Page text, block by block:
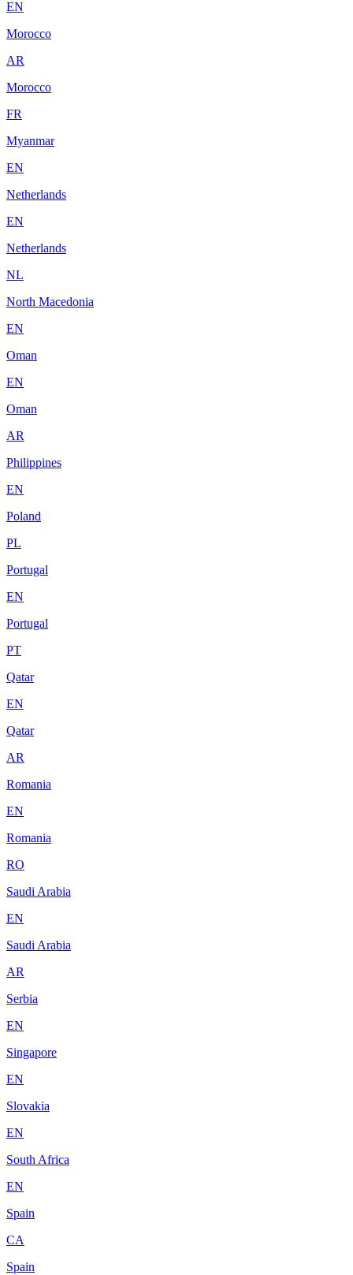
EN
Morocco
AR
Morocco
FR
Myanmar
EN
Netherlands
EN
Netherlands
NL
North Macedonia
EN
Oman
EN
Oman
AR
Philippines
EN
Poland
PL
Portugal
EN
Portugal
PT
Qatar
EN
Qatar
AR
Romania
EN
Romania
RO
Saudi Arabia
EN
Saudi Arabia
AR
Serbia
EN
Singapore
EN
Slovakia
EN
South Africa
EN
Spain
CA
Spain